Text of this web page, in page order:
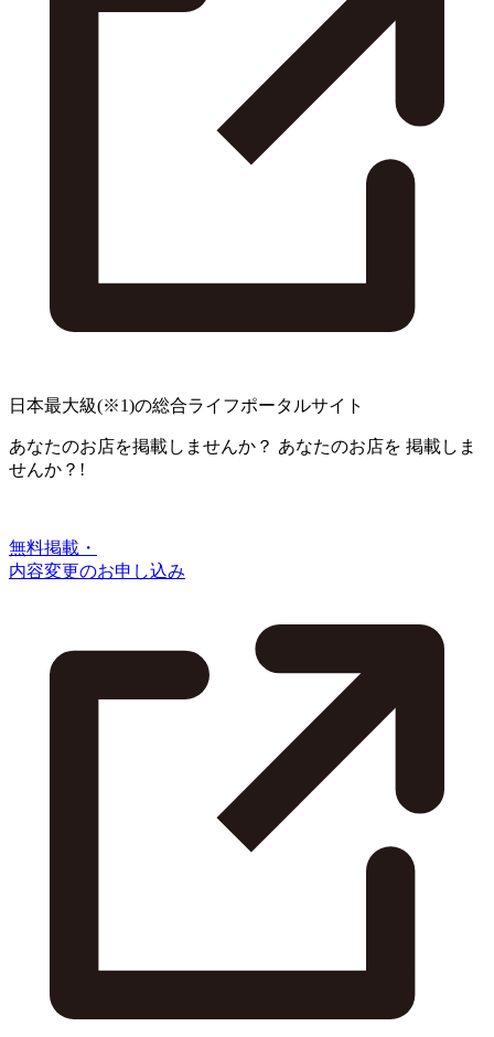
日本最大級(※1)の総合ライフポータルサイト
あなたのお店を掲載しませんか？ あなたのお店を 掲載しま
せんか？!
無料掲載・
内容変更のお申し込み